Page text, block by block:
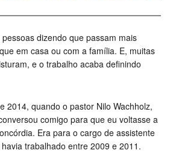
dizendo que passam mais
em casa ou com a família. E, muitas
e o trabalho acaba definindo
2014, quando o pastor Nilo Wachholz,
comigo para que eu voltasse a
Era para o cargo de assistente
trabalhado entre 2009 e 2011.